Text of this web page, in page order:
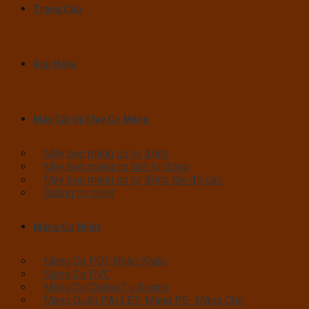
Trang Chủ
Giới thiệu
Máy Cắt Và Máy Co Màng
Máy bọc màng co tự động
Máy bọc màng co bán tự động
Máy bọc màng co tự động tốc độ cao
Buồng co nhiệt
Màng Co Nhiệt
Màng Co POF Nhập Khẩu
Màng Co PVC
Màng Co Chống Tụ Sương
Màng Quấn PALLET- Màng PE- Màng Chit